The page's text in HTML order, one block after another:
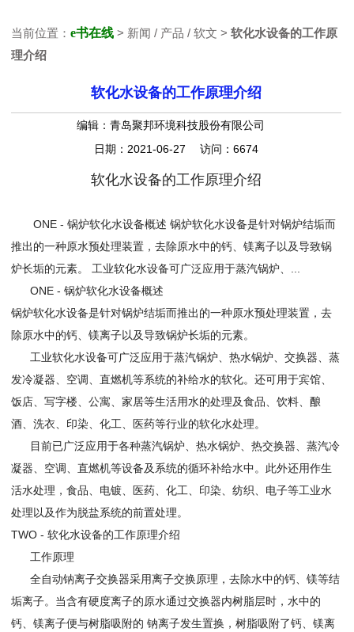
当前位置：e书在线 > 新闻 / 产品 / 软文 >软化水设备的工作原
理介绍
软化水设备的工作原理介绍
编辑：青岛聚邦环境科技股份有限公司
日期：2021-06-27 访问：6674
软化水设备的工作原理介绍
ONE - 锅炉软化水设备概述 锅炉软化水设备是针对锅炉结垢而
推出的一种原水预处理装置，去除原水中的钙、镁离子以及导致锅
炉长垢的元素。 工业软化水设备可广泛应用于蒸汽锅炉、...
ONE - 锅炉软化水设备概述
锅炉软化水设备是针对锅炉结垢而推出的一种原水预处理装置，去
除原水中的钙、镁离子以及导致锅炉长垢的元素。
工业软化水设备可广泛应用于蒸汽锅炉、热水锅炉、交换器、蒸
发冷凝器、空调、直燃机等系统的补给水的软化。还可用于宾馆、
饭店、写字楼、公寓、家居等生活用水的处理及食品、饮料、酿
酒、洗衣、印染、化工、医药等行业的软化水处理。
目前已广泛应用于各种蒸汽锅炉、热水锅炉、热交换器、蒸汽冷
凝器、空调、直燃机等设备及系统的循环补给水中。此外还用作生
活水处理，食品、电镀、医药、化工、印染、纺织、电子等工业水
处理以及作为脱盐系统的前置处理。
TWO - 软化水设备的工作原理介绍
工作原理
全自动钠离子交换器采用离子交换原理，去除水中的钙、镁等结
垢离子。当含有硬度离子的原水通过交换器内树脂层时，水中的
钙、镁离子便与树脂吸附的 钠离子发生置换，树脂吸附了钙、镁离